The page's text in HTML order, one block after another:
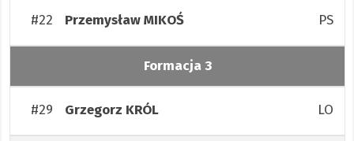
#22 PrzemysławMIKOŚ PS
Formacja 3
#29 Grzegorz KRÓL LO